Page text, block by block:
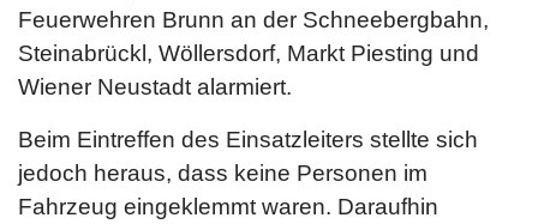
Feuerwehren Brunn an der Schneebergbahn,
Steinabrückl, Wöllersdorf, Markt Piesting und
Wiener Neustadt alarmiert.
Beim Eintreffen des Einsatzleiters stellte sich
jedoch heraus, dass keine Personen im
Fahrzeug eingeklemmt waren. Daraufhin